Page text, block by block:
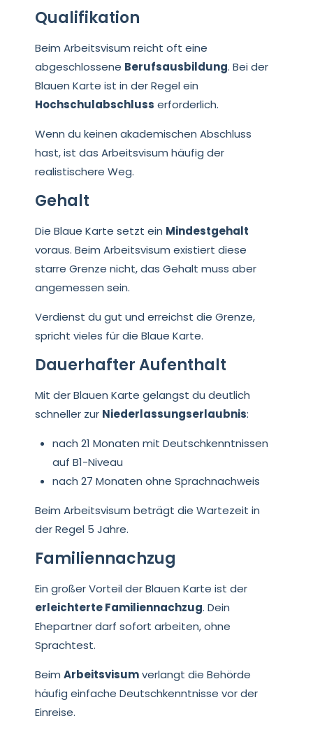
Qualifikation
Beim Arbeitsvisum reicht oft eine
abgeschlossene Berufsausbildung. Bei der
Blauen Karte ist in der Regel ein
Hochschulabschluss erforderlich.
Wenn du keinen akademischen Abschluss
hast, ist das Arbeitsvisum häufig der
realistischere Weg.
Gehalt
Die Blaue Karte setzt ein Mindestgehalt
voraus. Beim Arbeitsvisum existiert diese
starre Grenze nicht, das Gehalt muss aber
angemessen sein.
Verdienst du gut und erreichst die Grenze,
spricht vieles für die Blaue Karte.
Dauerhafter Aufenthalt
Mit der Blauen Karte gelangst du deutlich
schneller zur Niederlassungserlaubnis:
nach 21 Monaten mit Deutschkenntnissen
auf B1-Niveau
nach 27 Monaten ohne Sprachnachweis
Beim Arbeitsvisum beträgt die Wartezeit in
der Regel 5 Jahre.
Familiennachzug
Ein großer Vorteil der Blauen Karte ist der
erleichterte Familiennachzug. Dein
Ehepartner darf sofort arbeiten, ohne
Sprachtest.
Beim Arbeitsvisumverlangt die Behörde
häufig einfache Deutschkenntnisse vor der
Einreise.